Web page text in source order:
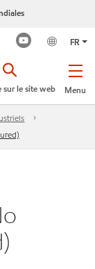
FR
Menu
sur le site web